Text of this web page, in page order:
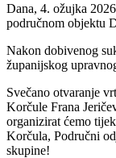
Dana, 4. ožujka
područnom objektu
Nakon dobivenog
županijskog
Svečano otvaranje
Korčule Frana
organizirat ćemo
Korčula, Područni
skupine!